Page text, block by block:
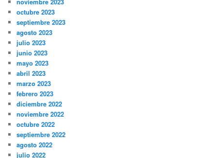
octubre 2023
septiembre 2023
agosto 2023
julio 2023
junio 2023
mayo 2023
abril 2023
marzo 2023
febrero 2023
diciembre 2022
noviembre 2022
octubre 2022
septiembre 2022
agosto 2022
julio 2022